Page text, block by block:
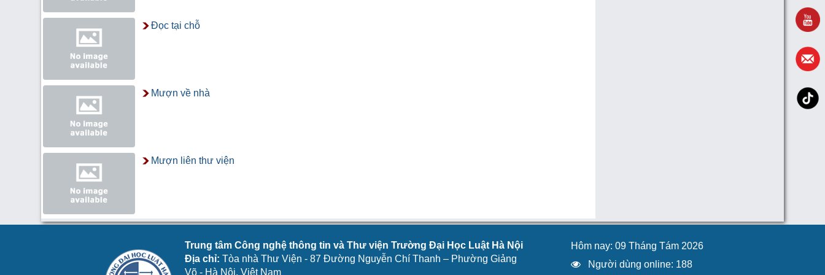
Đọc tại chỗ
Mượn về nhà
Mượn liên thư viện
Trung tâm Công nghệ thông tin và Thư viện Trường Đại Học Luật Hà Nội
Địa chỉ: Tòa nhà Thư Viện - 87 Đường Nguyễn Chí Thanh – Phường Giảng
Võ - Hà Nội, Việt Nam
Hôm nay: 09 Tháng Tám 2026
Người dùng online: 188